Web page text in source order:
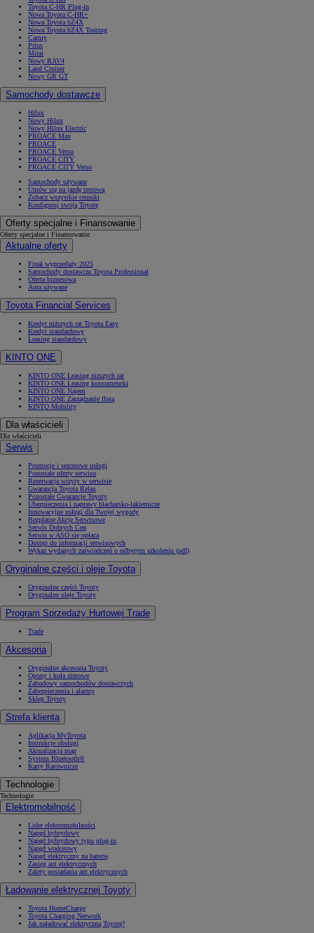
Toyota C-HR Plug-in
Nowa Toyota C-HR+
Nowa Toyota bZ4X
Nowa Toyota bZ4X Touring
Camry
Prius
Mirai
Nowy RAV4
Land Cruiser
Nowy GR GT
Samochody dostawcze
Hilux
Nowy Hilux
Nowy Hilux Electric
PROACE Max
PROACE
PROACE Verso
PROACE CITY
PROACE CITY Verso
Samochody używane
Umów się na jazdę testową
Zobacz wszystkie cenniki
Konfiguruj swoją Toyotę
Oferty specjalne i Finansowanie
Oferty specjalne i Finansowanie
Aktualne oferty
Finał wyprzedaży 2025
Samochody dostawcze Toyota Professional
Oferta biznesowa
Auta używane
Toyota Financial Services
Kredyt niższych rat Toyota Easy
Kredyt standardowy
Leasing standardowy
KINTO ONE
KINTO ONE Leasing niższych rat
KINTO ONE Leasing konsumencki
KINTO ONE Najem
KINTO ONE Zarządzanie flotą
KINTO Mobility
Dla właścicieli
Dla właścicieli
Serwis
Promocje i sezonowe usługi
Pozostałe oferty serwisu
Rezerwacja wizyty w serwisie
Gwarancja Toyota Relax
Pozostałe Gwarancje Toyoty
Ubezpieczenia i naprawy blacharsko-lakiernicze
Innowacyjne usługi dla Twojej wygody
Bezpłatne Akcje Serwisowe
Serwis Dobrych Cen
Serwis w ASO się opłaca
Dostęp do informacji serwisowych
Wykaz wydanych zaświadczeń o odbytym szkoleniu (pdf)
Oryginalne części i oleje Toyota
Oryginalne części Toyoty
Oryginalne oleje Toyoty
Program Sprzedaży Hurtowej Trade
Trade
Akcesoria
Oryginalne akcesoria Toyoty
Opony i koła zimowe
Zabudowy samochodów dostawczych
Zabezpieczenia i alarmy
Sklep Toyoty
Strefa klienta
Aplikacja MyToyota
Instrukcje obsługi
Aktualizacja map
System Bluetooth®
Karty Ratownicze
Technologie
Technologie
Elektromobilność
Lider elektromobilności
Napęd hybrydowy
Napęd hybrydowy typu plug-in
Napęd wodorowy
Napęd elektryczny na baterię
Zasięg aut elektrycznych
Zalety posiadania aut elektrycznych
Ładowanie elektrycznej Toyoty
Toyota HomeCharge
Toyota Charging Network
Jak naładować elektryczną Toyotę?